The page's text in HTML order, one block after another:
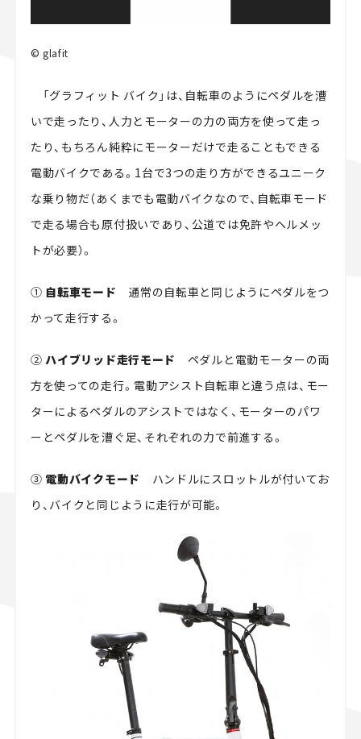
© glafit
「グラフィット バイク」は、自転車のようにペダルを漕
いで走ったり、人力とモーターの力の両方を使って走っ
たり、もちろん純粋にモーターだけで走ることもできる
電動バイクである。1台で3つの走り方ができるユニーク
な乗り物だ（あくまでも電動バイクなので、自転車モード
で走る場合も原付扱いであり、公道では免許やヘルメッ
トが必要）。
① 自転車モード 通常の自転車と同じようにペダルをつ
かって走行する。
②ハイブリッド走行モード
ペダルと電動モーターの両
方を使っての走行。電動アシスト自転車と違う点は、モー
ターによるペダルのアシストではなく、モーターのパワ
ーとペダルを漕ぐ足、それぞれの力で前進する。
③ 電動バイクモード ハンドルにスロットルが付いてお
り、バイクと同じように走行が可能。